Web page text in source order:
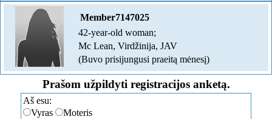
Member7147025
42-year-old woman;
Mc Lean, Virdžinija, JAV
(Buvo prisijungusi praeitą mėnesį)
Prašom užpildyti registracijos anketą.
Aš esu:
Vyras
Moteris